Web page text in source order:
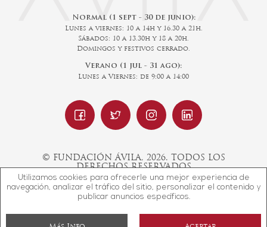
Utilizamos cookies para ofrecerle una mejor experiencia de
navegación, analizar el tráfico del sitio, personalizar el contenido y
publicar anuncios específicos.
Normal (1 sept - 30 de junio):
Lunes a viernes: 10 a 14h y 16.30 a 21h.
Sábados: 10 a 13.30h y 18 a 20h.
Domingos y festivos cerrado.
Verano (1 jul - 31 ago):
Lunes a Viernes: de 9:00 a 14:00
© FUNDACIÓN ÁVILA, 2026. TODOS LOS
DERECHOS RESERVADOS
Diseño web SGM